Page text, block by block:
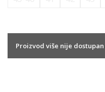
Proizvod više nije dostupan